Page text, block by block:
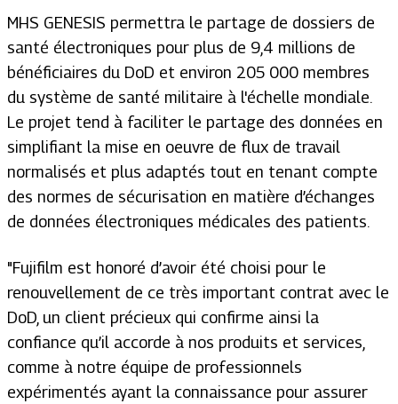
MHS GENESIS permettra le partage de dossiers de
santé électroniques pour plus de 9,4 millions de
bénéficiaires du DoD et environ 205 000 membres
du système de santé militaire à l'échelle mondiale.
Le projet tend à faciliter le partage des données en
simplifiant la mise en oeuvre de flux de travail
normalisés et plus adaptés tout en tenant compte
des normes de sécurisation en matière d’échanges
de données électroniques médicales des patients.
"Fujifilm est honoré d’avoir été choisi pour le
renouvellement de ce très important contrat avec le
DoD, un client précieux qui confirme ainsi la
confiance qu’il accorde à nos produits et services,
comme à notre équipe de professionnels
expérimentés ayant la connaissance pour assurer